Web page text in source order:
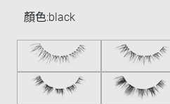
顏色:black